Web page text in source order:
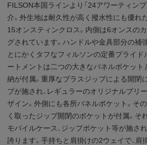
FILSON本国ラインより「24アワーティン
介。外生地は耐久性が高く撥水性にも優れ
15オンスティンクロス。内側は6オンスの
グされています。ハンドルや金具部分の補
とにかくタフなフィルソンの定番ブライド
ートメントは二つの大きなパネルポケット
納が付属。重厚なブラスジップによる開閉
プが施され、レギュラーのオリジナルブリ
ザイン。外側にも各所パネルポケット。そ
く取ったジップ開閉のポケットが付属。そ
モバイルケース、ジップポケット等が施さ
誇ります。手持ちと肩掛けの2ウェイで、